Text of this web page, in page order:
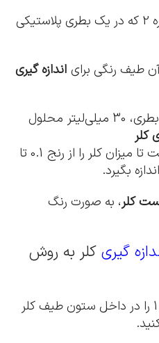
یک عدد محلول معرف شماره 2 که در یک بطری پلاستیکی
طیف رنگی برای اندازه گیری
دقت داشته باشید که در هر بطری، 30 میلی‌لیتر محلول
کلر
قادر است تا میزان کلر را از رنج 0.1 تا
کلر، به صورت رنگ
گیری کلر به روش
ابتدا 5 قطره از معرف شماره 1 را در داخل ستون طیف کلر